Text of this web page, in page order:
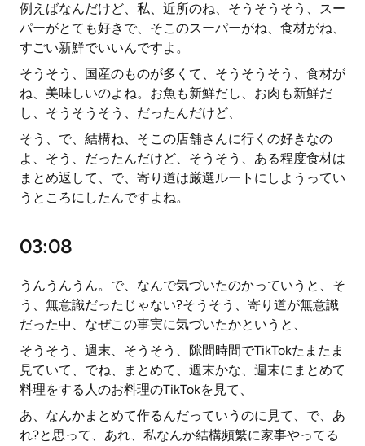
例えばなんだけど、私、近所のね、そうそうそう、スー
パーがとても好きで、そこのスーパーがね、食材がね、
すごい新鮮でいいんですよ。
そうそう、国産のものが多くて、そうそうそう、食材が
ね、美味しいのよね。お魚も新鮮だし、お肉も新鮮だ
し、そうそうそう、だったんだけど、
そう、で、結構ね、そこの店舗さんに行くの好きなの
よ、そう、だったんだけど、そうそう、ある程度食材は
まとめ返して、で、寄り道は厳選ルートにしようってい
うところにしたんですよね。
03:08
うんうんうん。で、なんで気づいたのかっていうと、そ
う、無意識だったじゃない?そうそう、寄り道が無意識
だった中、なぜこの事実に気づいたかというと、
そうそう、週末、そうそう、隙間時間でTikTokたまたま
見ていて、でね、まとめて、週末かな、週末にまとめて
料理をする人のお料理のTikTokを見て、
あ、なんかまとめて作るんだっていうのに見て、で、あ
れ?と思って、あれ、私なんか結構頻繁に家事やってる